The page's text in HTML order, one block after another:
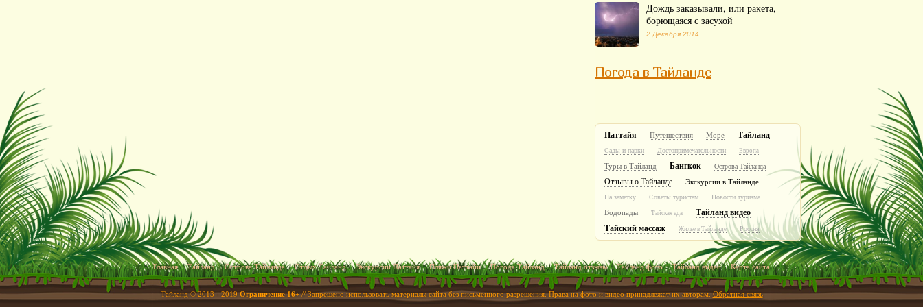
Дождь заказывали, или ракета,
борющаяся с засухой
2 Декабря 2014
Погода в Тайланде
Паттайя Путешествия Море Тайланд
Сады и парки Достопримечательности Европа
Туры в Тайланд Бангкок Острова Тайланда
Отзывы о Тайланде Экскурсии в Тайланде
На заметку Советы туристам Новости туризма
Водопады Тайская еда
Тайланд видео
Тайский массаж
Жилье в Тайланде Россия
Главная Тайланд Острова Тайланда Отдых Тайланд Экскурсии Паттайя Пляжи Паттайи Погода Тайланд Тайланд отзывы Тайланд фото Тайланд видео Карта сайта
Тайланд © 2013 - 2019Ограничение 16+// Запрещено использовать материалы сайта без письменного разрешения. Права на фото и видео принадлежат их авторам.Обратная связь